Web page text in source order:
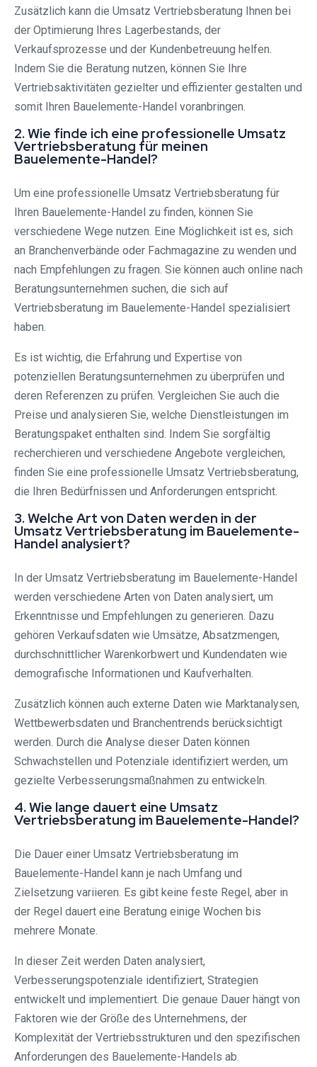
Zusätzlich kann die Umsatz Vertriebsberatung Ihnen bei
der Optimierung Ihres Lagerbestands, der
Verkaufsprozesse und der Kundenbetreuung helfen.
Indem Sie die Beratung nutzen, können Sie Ihre
Vertriebsaktivitäten gezielter und effizienter gestalten und
somit Ihren Bauelemente-Handel voranbringen.
2. Wie finde ich eine professionelle Umsatz
Vertriebsberatung für meinen
Bauelemente-Handel?
Um eine professionelle Umsatz Vertriebsberatung für
Ihren Bauelemente-Handel zu finden, können Sie
verschiedene Wege nutzen. Eine Möglichkeit ist es, sich
an Branchenverbände oder Fachmagazine zu wenden und
nach Empfehlungen zu fragen. Sie können auch online nach
Beratungsunternehmen suchen, die sich auf
Vertriebsberatung im Bauelemente-Handel spezialisiert
haben.
Es ist wichtig, die Erfahrung und Expertise von
potenziellen Beratungsunternehmen zu überprüfen und
deren Referenzen zu prüfen. Vergleichen Sie auch die
Preise und analysieren Sie, welche Dienstleistungen im
Beratungspaket enthalten sind. Indem Sie sorgfältig
recherchieren und verschiedene Angebote vergleichen,
finden Sie eine professionelle Umsatz Vertriebsberatung,
die Ihren Bedürfnissen und Anforderungen entspricht.
3. Welche Art von Daten werden in der
Umsatz Vertriebsberatung im Bauelemente-
Handel analysiert?
In der Umsatz Vertriebsberatung im Bauelemente-Handel
werden verschiedene Arten von Daten analysiert, um
Erkenntnisse und Empfehlungen zu generieren. Dazu
gehören Verkaufsdaten wie Umsätze, Absatzmengen,
durchschnittlicher Warenkorbwert und Kundendaten wie
demografische Informationen und Kaufverhalten.
Zusätzlich können auch externe Daten wie Marktanalysen,
Wettbewerbsdaten und Branchentrends berücksichtigt
werden. Durch die Analyse dieser Daten können
Schwachstellen und Potenziale identifiziert werden, um
gezielte Verbesserungsmaßnahmen zu entwickeln.
4. Wie lange dauert eine Umsatz
Vertriebsberatung im Bauelemente-Handel?
Die Dauer einer Umsatz Vertriebsberatung im
Bauelemente-Handel kann je nach Umfang und
Zielsetzung variieren. Es gibt keine feste Regel, aber in
der Regel dauert eine Beratung einige Wochen bis
mehrere Monate.
In dieser Zeit werden Daten analysiert,
Verbesserungspotenziale identifiziert, Strategien
entwickelt und implementiert. Die genaue Dauer hängt von
Faktoren wie der Größe des Unternehmens, der
Komplexität der Vertriebsstrukturen und den spezifischen
Anforderungen des Bauelemente-Handels ab.